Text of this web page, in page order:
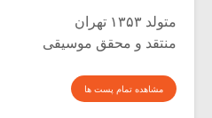
متولد ۱۳۵۳ تهران
منتقد و محقق موسیقی
مشاهده تمام پست ها